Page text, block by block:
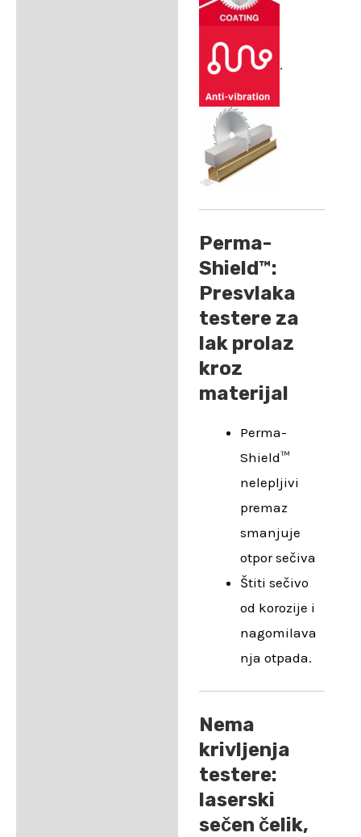
.
Perma-
Shield™:
Presvlaka
testere za
lak prolaz
kroz
materijal
Perma-
Shield™
nelepljivi
premaz
smanjuje
otpor sečiva
Štiti sečivo
od korozije i
nagomilava
nja otpada.
Nema
krivljenja
testere:
laserski
sečen čelik,